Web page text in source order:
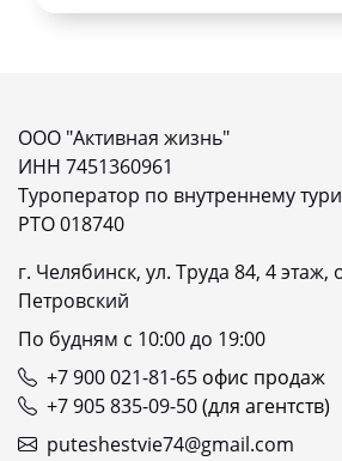
ООО "Активная жизнь"
ИНН 7451360961
Туроператор по внутреннему
РТО 018740
г. Челябинск, ул. Труда 84, 4
Петровский
По будням с 10:00 до 19:00
+7 900 021-81-65 офис продаж
+7 905 835-09-50(для агентств)
puteshestvie74@gmail.com